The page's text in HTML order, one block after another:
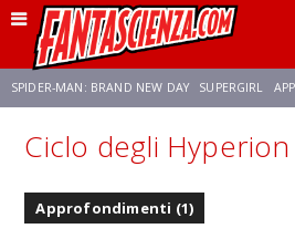
SPIDER-MAN: BRAND NEW DAY SUPERGIRL
FRANCO RICCIARDIELLO ZENDAYA
Ciclo degli
Approfondimenti (1)